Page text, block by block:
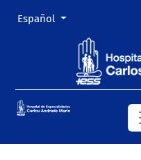
Cambiar el idioma. El
Español